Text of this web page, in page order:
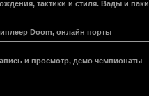
тактики и стиля. Вады и
Doom, онлайн порты
и просмотр, демо чемпионаты